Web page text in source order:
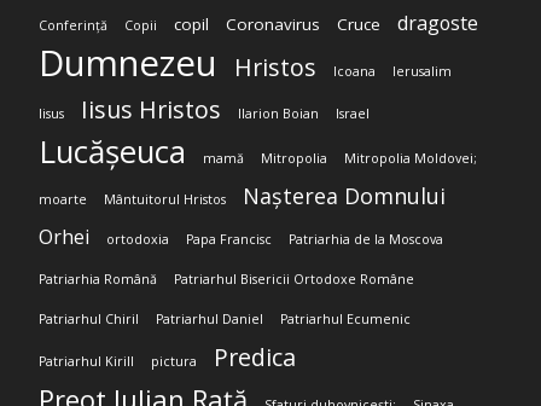
Conferință Copii copil Coronavirus Cruce dragoste
Dumnezeu Hristos Icoana Ierusalim
Iisus Iisus Hristos Ilarion Boian Israel
Lucășeuca mamă Mitropolia Mitropolia Moldovei;
moarte Mântuitorul Hristos Nașterea Domnului
Orhei ortodoxia Papa Francisc Patriarhia de la Moscova
Patriarhia Română Patriarhul Bisericii Ortodoxe Române
Patriarhul Chiril Patriarhul Daniel Patriarhul Ecumenic
Patriarhul Kirill pictura Predica